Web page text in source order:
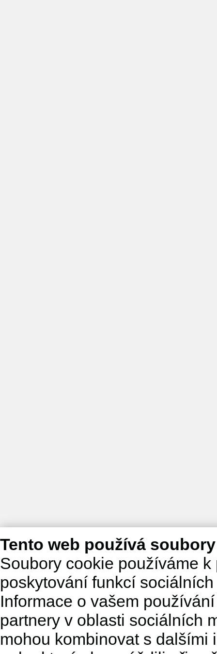
Tento web používá
Soubory cookie používáme
poskytování funkcí
Informace o vašem
partnery v oblasti sociálních
mohou kombinovat s dalšími